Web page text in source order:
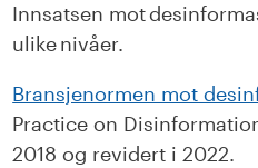
Innsatsen mot
ulike nivåer.
Bransjenormen mot
Practice on
2018 og revidert i 2022.